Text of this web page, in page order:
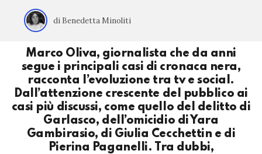
di Benedetta Minoliti
Marco Oliva, giornalista che da anni
segue i principali casi di cronaca nera,
racconta l’evoluzione tra tv e social.
Dall’attenzione crescente del pubblico ai
casi più discussi, come quello del delitto di
Garlasco, dell’omicidio di Yara
Gambirasio, di Giulia Cecchettin e di
Pierina Paganelli. Tra dubbi,